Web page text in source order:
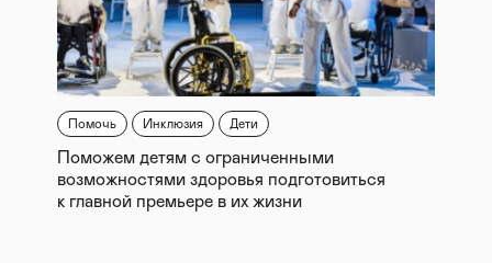
Помочь Инклюзия Дети
Поможем детям с ограниченными
возможностями здоровья подготовиться
к главной премьере в их жизни